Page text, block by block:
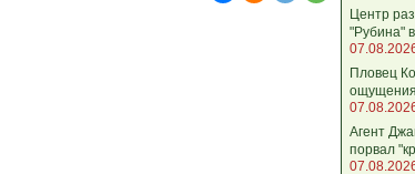
Центр
"Рубина"
Пловец
Агент
порвал